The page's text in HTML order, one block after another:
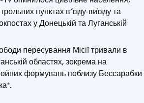
пунктах в’їзду-виїзду та
у Донецькій та Луганській
пересування Місії тривали в
областях, зокрема на
формувань поблизу Бессарабки